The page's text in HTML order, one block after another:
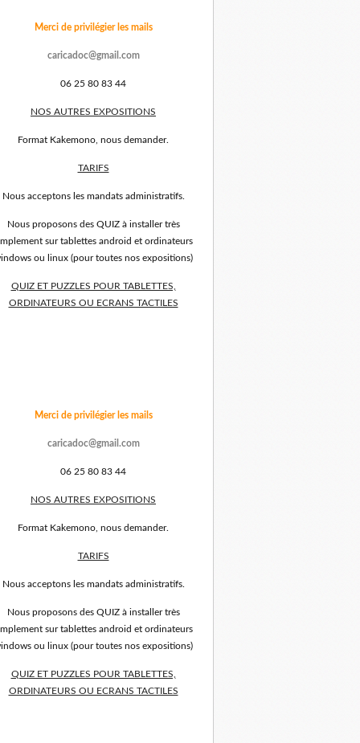
Merci de privilégier les mails
caricadoc@gmail.com
06 25 80 83 44
NOS AUTRES EXPOSITIONS
Format Kakemono, nous demander.
TARIFS
Nous acceptons les mandats administratifs.
Nous proposons des QUIZ à installer très
sur tablettes android et ordinateurs
ou linux (pour toutes nos expositions)
QUIZ ET PUZZLES POUR TABLETTES,
ORDINATEURS OU ECRANS TACTILES
Merci de privilégier les mails
caricadoc@gmail.com
06 25 80 83 44
NOS AUTRES EXPOSITIONS
Format Kakemono, nous demander.
TARIFS
Nous acceptons les mandats administratifs.
Nous proposons des QUIZ à installer très
sur tablettes android et ordinateurs
ou linux (pour toutes nos expositions)
QUIZ ET PUZZLES POUR TABLETTES,
ORDINATEURS OU ECRANS TACTILES